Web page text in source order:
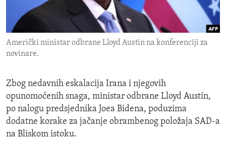
ENVIRONMENT AND HEALTH
IDEALS AND INSTITUTIONS
Američki ministar odbrane Lloyd Austin na konferenciji za
novinare.
Zbog nedavnih eskalacija Irana i njegovih
opunomoćenih snaga, ministar odbrane Lloyd Austin,
po nalogu predsjednika Joea Bidena, poduzima
dodatne korake za jačanje obrambenog položaja SAD-a
na Bliskom istoku.